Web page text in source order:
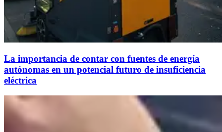
La importancia de contar con fuentes de energía
autónomas en un potencial futuro de insuficiencia
eléctrica